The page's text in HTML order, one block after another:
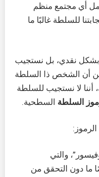
أي مجتمع منظم
للسلطة غالبًا ما
بشكل نقدي، بل نستجيب
أن الشخص ذا السلطة
لا نستجيب للسلطة
السلطة السطحية.
والتي
ما دون التحقق من